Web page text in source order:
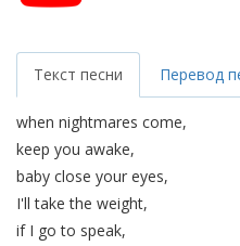
Текст песни Перевод
when nightmares come,
keep you awake,
baby close your eyes,
I'll take the weight,
if I go to speak,